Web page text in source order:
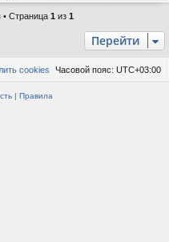
• Страница 1 из 1
Перейти
Часовой пояс: UTC+03:00
cookies
| Правила